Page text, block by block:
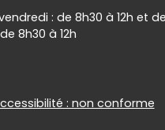
: de 8h30 à 12h et de
8h30 à 12h
: non conforme